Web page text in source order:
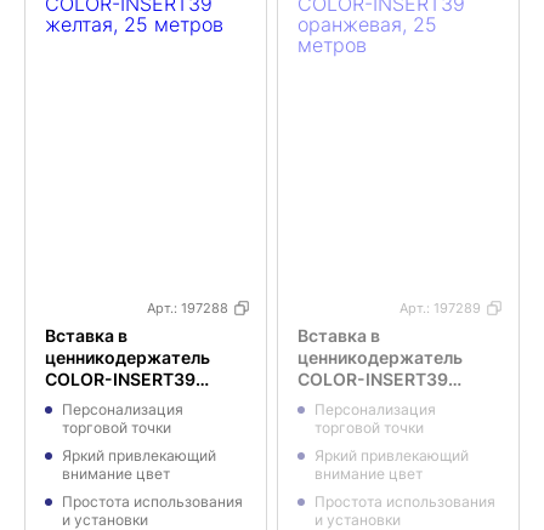
Арт.: 197288
Вставка в
ценникодержатель
COLOR-INSERT39
желтая, 25 метров
Персонализация
торговой точки
Яркий привлекающий
внимание цвет
Простота использования
и установки
Арт.: 197289
Вставка в
ценникодержатель
COLOR-INSERT39
оранжевая, 25 метров
Персонализация
торговой точки
Яркий привлекающий
внимание цвет
Простота использования
и установки